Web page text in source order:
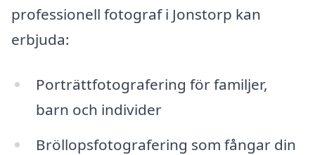
professionell fotograf i Jonstorp kan
erbjuda:
Porträttfotografering för familjer,
barn och individer
Bröllopsfotografering som fångar din